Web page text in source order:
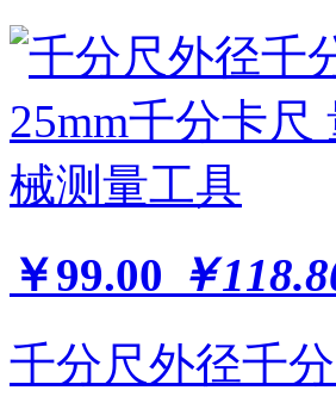
￥99.00 ￥
千分尺外径千